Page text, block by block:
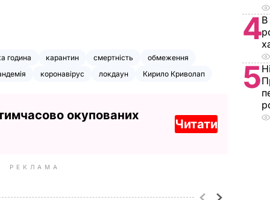
година карантин смертність
обмеження
коронавірус локдаун Кирило Криволап
окупованих
Читати
РЕКЛАМА
4В
5